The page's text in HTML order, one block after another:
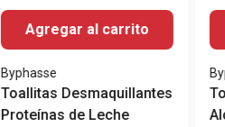
Agregar al carrito
Byphasse
Toallitas Desmaquillantes
Proteínas de Leche